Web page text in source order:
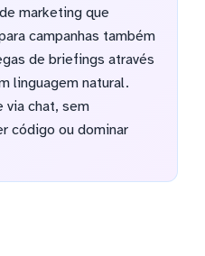
marketing que
campanhas também
de briefings através
linguagem natural.
via chat, sem
código ou dominar